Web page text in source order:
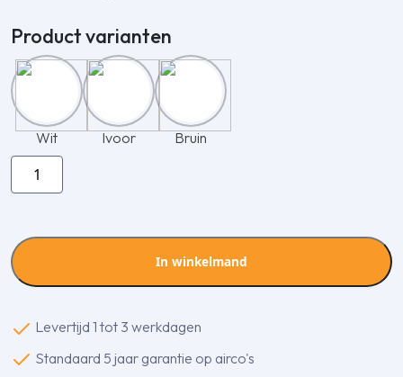
Product varianten
Wit Ivoor
Bruin
Inaba
Denko
K
stijgende
gr.
aantal
In winkelmand
Levertijd 1 tot 3 werkdagen
Standaard 5 jaar garantie op airco's